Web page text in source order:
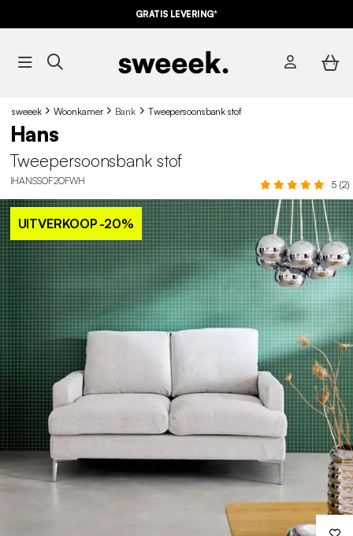
GRATIS LEVERING*
sweeek Woonkamer Bank Tweepersoonsbank stof
Hans
Tweepersoonsbank stof
IHANSSOF2OFWH 5 (2)
UITVERKOOP-20%